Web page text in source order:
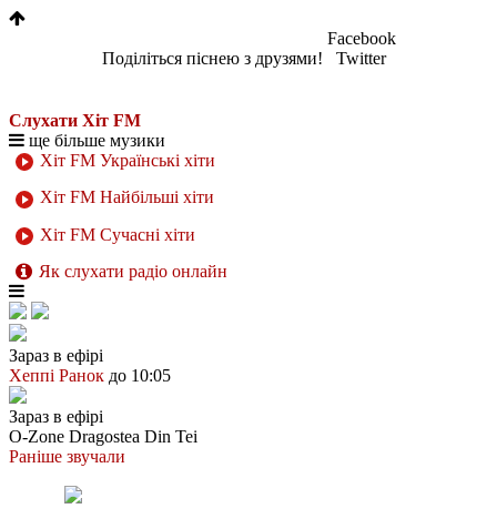
Поділіться піснею з друзями!
Facebook
Twitter
Слухати Хіт FM
ще більше музики
Хіт FM Українські хіти
Хіт FM Найбільші хіти
Хіт FM Сучасні хіти
Як слухати радіо онлайн
Зараз в ефірі
Хеппі Ранок до 10:05
Зараз в ефірі
O-Zone Dragostea Din Tei
Раніше звучали